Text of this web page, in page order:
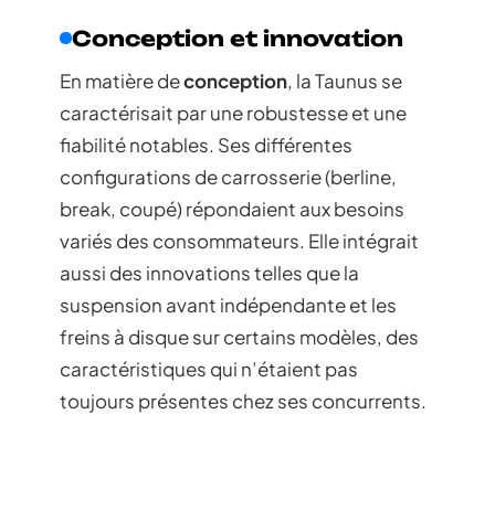
Conception et innovation
En matière deconception, la Taunus se
caractérisait par une robustesse et une
fiabilité notables. Ses différentes
configurations de carrosserie (berline,
break, coupé) répondaient aux besoins
variés des consommateurs. Elle intégrait
aussi des innovations telles que la
suspension avant indépendante et les
freins à disque sur certains modèles, des
caractéristiques qui n’étaient pas
toujours présentes chez ses concurrents.